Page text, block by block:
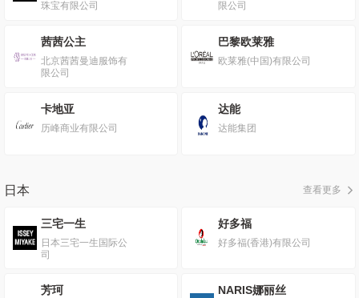
珠宝有限公司
限公司
茜茜公主
北京茜茜曼迪服饰有
限公司
巴黎欧莱雅
欧莱雅(中国)有限公司
卡地亚
历峰商业有限公司
达能
达能集团
日本 查看更多
三宅一生
日本三宅一生国际公
司
好多福
好多福(香港)有限公司
芳珂 NARIS娜丽丝